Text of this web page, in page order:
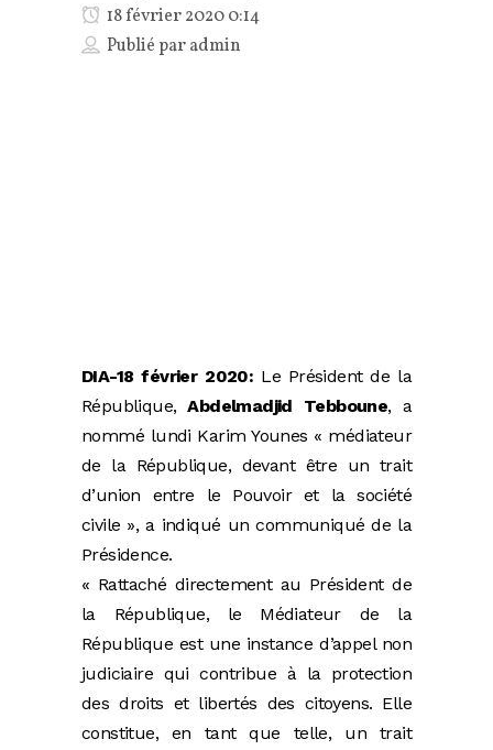
18 février 2020 0:14
Publié paradmin
DIA-18 février 2020: Le Président de la
République,Abdelmadjid Tebboune, a
nommé lundi Karim Younes « médiateur
de la République, devant être un trait
d’union entre le Pouvoir et la société
civile », a indiqué un communiqué de la
Présidence.
« Rattaché directement au Président de
la République, le Médiateur de la
République est une instance d’appel non
judiciaire qui contribue à la protection
des droits et libertés des citoyens. Elle
constitue, en tant que telle, un trait